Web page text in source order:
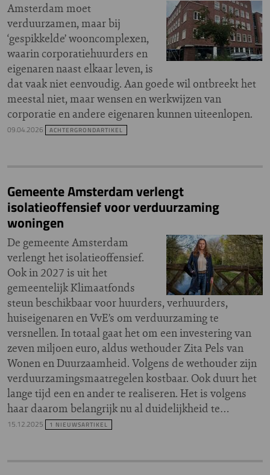
Amsterdam moet
verduurzamen, maar bij
‘gespikkelde’ wooncomplexen,
waarin corporatiehuurders en
eigenaren naast elkaar leven, is
dat vaak niet eenvoudig. Aan goede wil ontbreekt het
meestal niet, maar wensen en werkwijzen van
corporatie en andere eigenaren kunnen uiteenlopen.
09.04.2026 ACHTERGRONDARTIKEL
Gemeente Amsterdam verlengt
isolatieoffensief voor verduurzaming
woningen
De gemeente Amsterdam
verlengt het isolatieoffensief.
Ook in 2027 is uit het
gemeentelijk Klimaatfonds
steun beschikbaar voor huurders, verhuurders,
huiseigenaren en VvE’s om verduurzaming te
versnellen. In totaal gaat het om een investering van
zeven miljoen euro, aldus wethouder Zita Pels van
Wonen en Duurzaamheid. Volgens de wethouder zijn
verduurzamingsmaatregelen kostbaar. Ook duurt het
lange tijd een en ander te realiseren. Het is volgens
haar daarom belangrijk nu al duidelijkheid te…
15.12.2025 1 NIEUWSARTIKEL